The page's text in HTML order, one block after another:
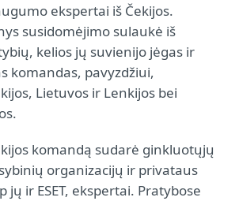
ekspertai iš Čekijos.
susidomėjimo sulaukė iš
kelios jų suvienijo jėgas ir
komandas, pavyzdžiui,
Lietuvos ir Lenkijos bei
komandą sudarė ginkluotųjų
organizacijų ir privataus
jų ir ESET, ekspertai. Pratybose